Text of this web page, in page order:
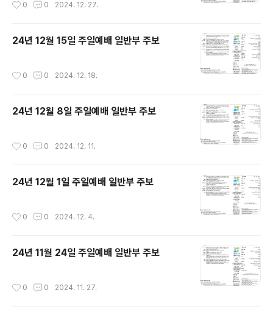
0 0 2024. 12. 27.
24년 12월 15일 주일예배 일반부 주보
0 0 2024. 12. 18.
24년 12월 8일 주일예배 일반부 주보
0 0 2024. 12. 11.
24년 12월 1일 주일예배 일반부 주보
0 0 2024. 12. 4.
24년 11월 24일 주일예배 일반부 주보
0 0 2024. 11. 27.